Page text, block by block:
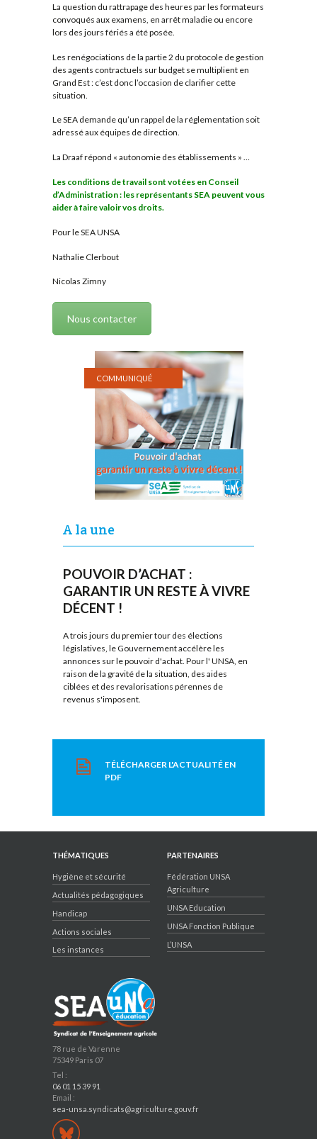
La question du rattrapage des heures par les formateurs
convoqués aux examens, en arrêt maladie ou encore
lors des jours fériés a été posée.
Les renégociations de la partie 2 du protocole de gestion
des agents contractuels sur budget se multiplient en
Grand Est : c’est donc l’occasion de clarifier cette
situation.
Le SEA demande qu’un rappel de la réglementation soit
adressé aux équipes de direction.
La Draaf répond « autonomie des établissements » …
Les conditions de travail sont votées en Conseil
d’Administration : les représentants SEA peuvent vous
aider à faire valoir vos droits.
Pour le SEA UNSA
Nathalie Clerbout
Nicolas Zimny
Nous contacter
COMMUNIQUÉ
A la une
POUVOIR D’ACHAT :
GARANTIR UN RESTE À VIVRE
DÉCENT !
A trois jours du premier tour des élections
législatives, le Gouvernement accélère les
annonces sur le pouvoir d'achat. Pour l' UNSA, en
raison de la gravité de la situation, des aides
ciblées et des revalorisations pérennes de
revenus s'imposent.
TÉLÉCHARGER L'ACTUALITÉ EN
PDF
78 rue de Varenne
75349 Paris 07
Tel :
06 01 15 39 91
Email :
sea-unsa.syndicats@agriculture.gouv.fr
THÉMATIQUES
Hygiène et sécurité
Actualités pédagogiques
Handicap
Actions sociales
Les instances
PARTENAIRES
Fédération UNSA
Agriculture
UNSA Education
UNSA Fonction Publique
L’UNSA